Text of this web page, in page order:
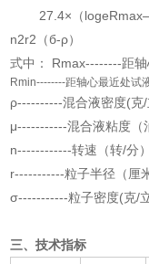
27.4×（
n2r2（б-ρ）
式中： Rmax--------距
Rmin--------距轴心最近处试
ρ----------混合液密度(克
μ-----------混合液粘度（
n------------转速（转/分）
r-----------粒子
σ-----------粒子密度(克/
三、技术指标